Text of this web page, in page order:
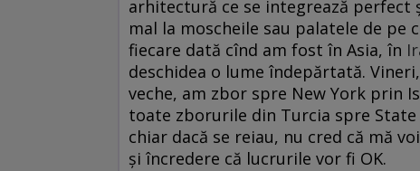
arhitectură ce se integrează perfect
mal la moscheile sau palatele de
fiecare dată cînd am fost în Asia, în
deschidea o lume îndepărtată.
veche, am zbor spre New York prin
toate zborurile din Turcia spre
chiar dacă se reiau, nu cred că mă
și încredere că lucrurile vor fi OK.